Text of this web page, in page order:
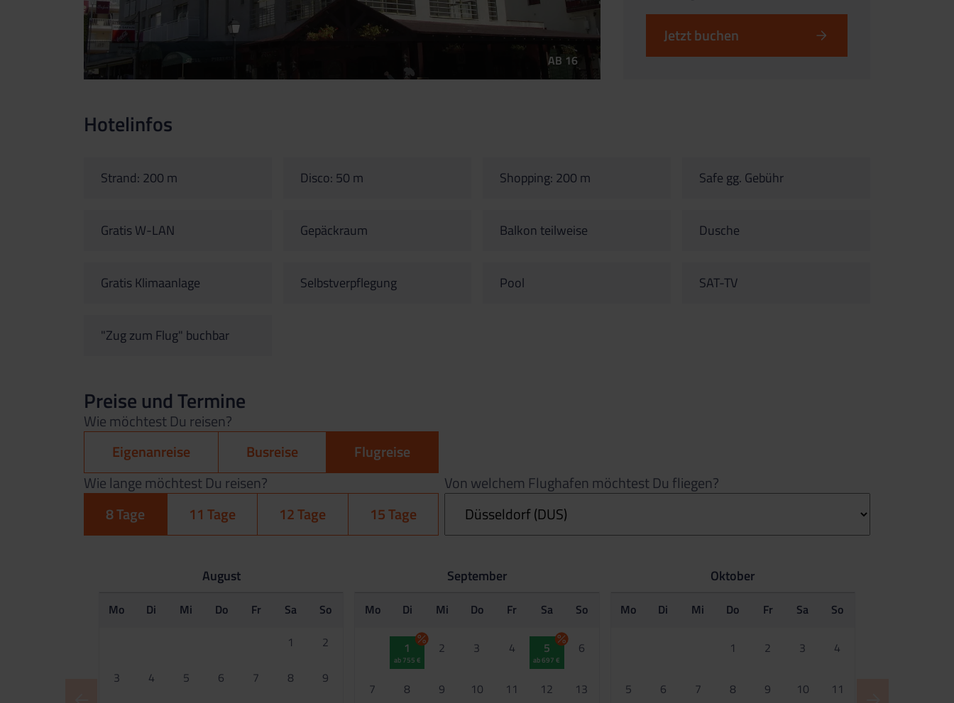
AB 16
Jetzt buchen
Hotelinfos
Strand: 200 m Disco: 50 m Shopping: 200 m Safe gg. Gebühr
Gratis W-LAN Gepäckraum Balkon teilweise Dusche
Gratis Klimaanlage Selbstverpflegung Pool SAT-TV
"Zug zum Flug" buchbar
Preise und Termine
Wie möchtest Du reisen?
Eigenanreise
Busreise
Flugreise
Wie lange möchtest Du reisen?
8 Tage
11 Tage 12 Tage 15 Tage
Von welchem Flughafen möchtest Du fliegen?
August
Mo Di Mi Do Fr Sa
So
1
2
3 4 5 6 7 8 9
September
Mo Di Mi Do Fr Sa So
1
ab 755 €
2 3 4 5
ab 697 €
6
7 8 9 10 11 12 13
Oktober
Mo Di Mi Do Fr Sa So
1 2 3 4
5 6 7 8 9 10 11